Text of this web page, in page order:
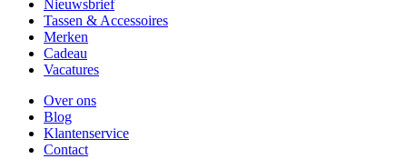
Nieuwsbrief
Tassen & Accessoires
Merken
Cadeau
Vacatures
Over ons
Blog
Klantenservice
Contact